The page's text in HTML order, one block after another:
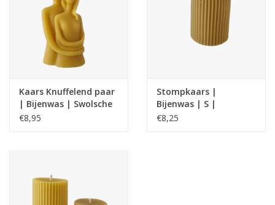
Afmeting : 7 x 8 cm
Kaars Knuffelend paar
| Bijenwas | Swolsche
Imker
€8,95
Stompkaars |
Bijenwas | S |
Swolsche Imker
€8,25